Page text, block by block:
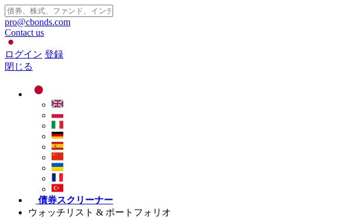
pro@cbonds.com
Contact us
ログイン 登録
閉じる
債券スクリーナー
ウォッチリスト & ポートフォリオ